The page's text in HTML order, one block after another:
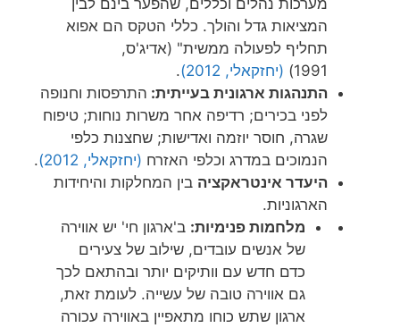
המציאות גדל והולך. כללי הטקס הם אפוא
תחליף לפעולה ממשית" (אדיג'ס,
1991)
(יחזקאלי, 2012)
.
התנהגות ארגונית בעייתית: התרפסות וחנופה
לפני בכירים; רדיפה אחר משרות נוחות; טיפוח
שגרה, חוסר יוזמה ואדישות; שחצנות כלפי
הנמוכים במדרג וכלפי האזרח (יחזקאלי, 2012)
.
היעדר אינטראקציה בין המחלקות והיחידות
הארגוניות.
מלחמות פנימיות: ב'ארגון חי' יש אווירה
של אנשים עובדים, שילוב של צעירים
כדם חדש עם וותיקים יותר ובהתאם לכך
גם אווירה טובה של עשייה. לעומת זאת,
ארגון שתש כוחו מתאפיין באווירה עכורה